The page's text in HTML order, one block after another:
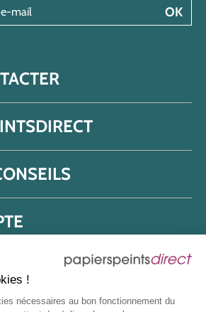
!
nécessaires au bon fonctionnement du
OK